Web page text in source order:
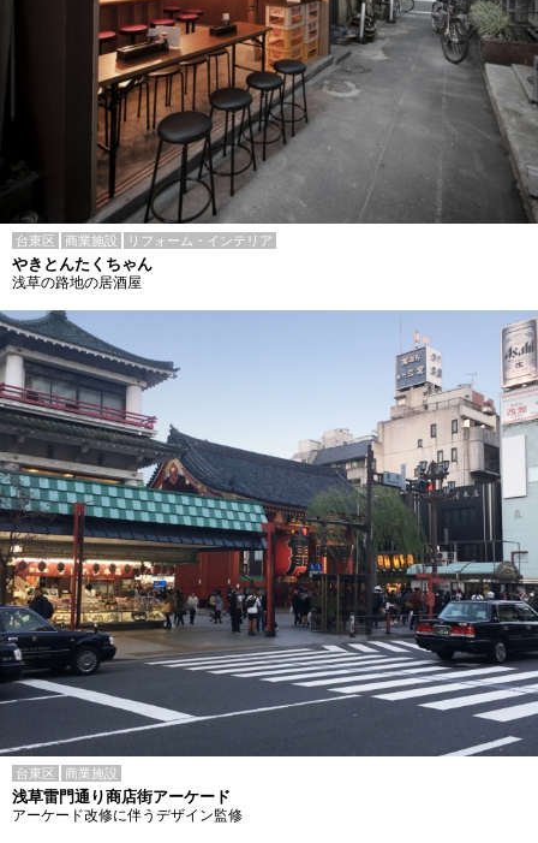
台東区 商業施設 リフォーム・インテリア
やきとんたくちゃん
浅草の路地の居酒屋
台東区 商業施設
浅草雷門通り商店街アーケード
アーケード改修に伴うデザイン監修